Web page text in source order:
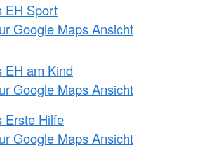
EH Sport
Google Maps Ansicht
EH am Kind
Google Maps Ansicht
Erste Hilfe
Google Maps Ansicht